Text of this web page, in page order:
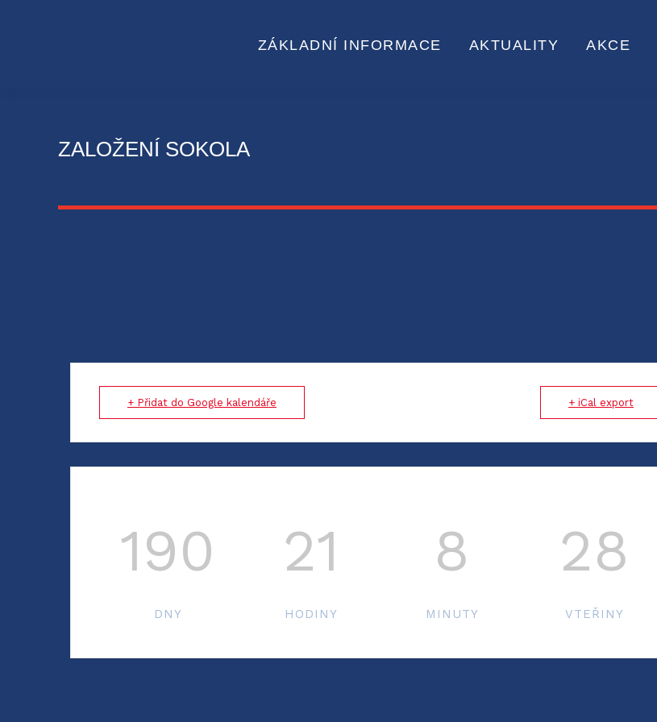
ZÁKLADNÍ INFORMACE AKTUALITY AKCE
ZALOŽENÍ SOKOLA
+ Přidat do Google kalendáře + iCal export
190
DNY
21
HODINY
8
MINUTY
28
VTEŘINY